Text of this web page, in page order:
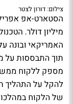
צילום: דורון לצטר
מיליון דולר.
האמריקאי ובונה
מספק ללקוח
להקל על התהליך
של הלקוח